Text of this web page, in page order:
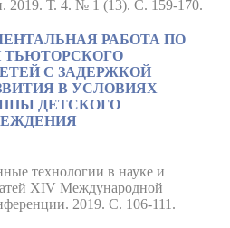
2019. Т. 4. № 1 (13). С. 159-170.
РАБОТА ПО
ТЬЮТОРСКОГО
С ЗАДЕРЖКОЙ
В УСЛОВИЯХ
ДЕТСКОГО
технологии в науке и
XIV Международной
2019. С. 106-111.